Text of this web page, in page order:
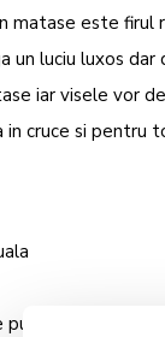
matase este firul
un luciu luxos
iar visele vor
cruce si pentru